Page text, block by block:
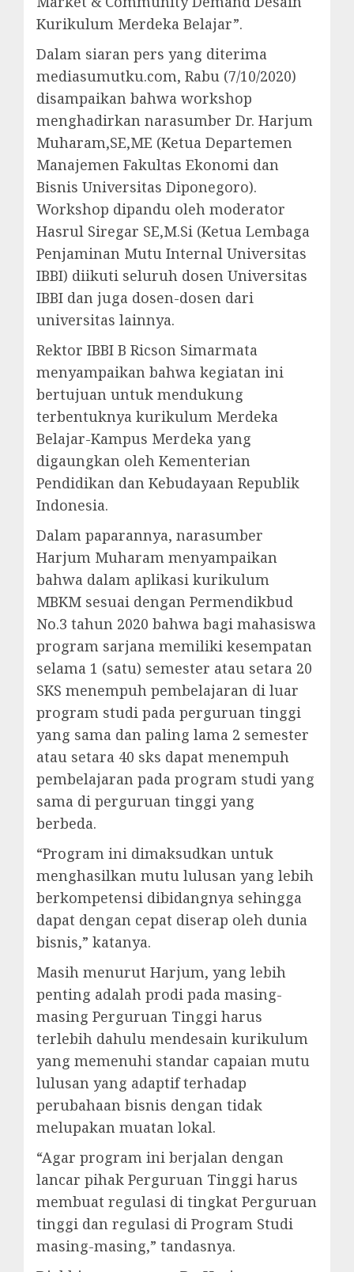
Kurikulum Merdeka Belajar”.
Dalam siaran pers yang diterima
mediasumutku.com, Rabu (7/10/2020)
disampaikan bahwa workshop
menghadirkan narasumber Dr. Harjum
Muharam,SE,ME (Ketua Departemen
Manajemen Fakultas Ekonomi dan
Bisnis Universitas Diponegoro).
Workshop dipandu oleh moderator
Hasrul Siregar SE,M.Si (Ketua Lembaga
Penjaminan Mutu Internal Universitas
IBBI) diikuti seluruh dosen Universitas
IBBI dan juga dosen-dosen dari
universitas lainnya.
Rektor IBBI B Ricson Simarmata
menyampaikan bahwa kegiatan ini
bertujuan untuk mendukung
terbentuknya kurikulum Merdeka
Belajar-Kampus Merdeka yang
digaungkan oleh Kementerian
Pendidikan dan Kebudayaan Republik
Indonesia.
Dalam paparannya, narasumber
Harjum Muharam menyampaikan
bahwa dalam aplikasi kurikulum
MBKM sesuai dengan Permendikbud
No.3 tahun 2020 bahwa bagi mahasiswa
program sarjana memiliki kesempatan
selama 1 (satu) semester atau setara 20
SKS menempuh pembelajaran di luar
program studi pada perguruan tinggi
yang sama dan paling lama 2 semester
atau setara 40 sks dapat menempuh
pembelajaran pada program studi yang
sama di perguruan tinggi yang
berbeda.
“Program ini dimaksudkan untuk
menghasilkan mutu lulusan yang lebih
berkompetensi dibidangnya sehingga
dapat dengan cepat diserap oleh dunia
bisnis,” katanya.
Masih menurut Harjum, yang lebih
penting adalah prodi pada masing-
masing Perguruan Tinggi harus
terlebih dahulu mendesain kurikulum
yang memenuhi standar capaian mutu
lulusan yang adaptif terhadap
perubahaan bisnis dengan tidak
melupakan muatan lokal.
“Agar program ini berjalan dengan
lancar pihak Perguruan Tinggi harus
membuat regulasi di tingkat Perguruan
tinggi dan regulasi di Program Studi
masing-masing,” tandasnya.